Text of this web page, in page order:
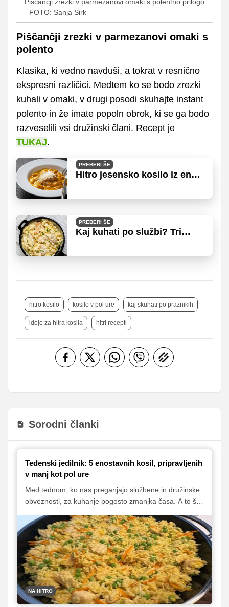
Piščančji zrezki v parmezanovi omaki s polentno prilogo
FOTO: Sanja Sirk
Piščančji zrezki v parmezanovi omaki s
polento
Klasika, ki vedno navduši, a tokrat v resnično
ekspresni različici. Medtem ko se bodo zrezki
kuhali v omaki, v drugi posodi skuhajte instant
polento in že imate popoln obrok, ki se ga bodo
razveselili vsi družinski člani. Recept je
TUKAJ.
PREBERI ŠE
Hitro jesensko kosilo iz ene
PREBERI ŠE
Kaj kuhati po službi? Tri
čez pol ure
hitro kosilo kosilo v pol ure kaj skuhati po praznikih
ideje za hitra kosila hitri recepti
Sorodni članki
Tedenski jedilnik: 5 enostavnih kosil, pripravljenih
v manj kot pol ure
Med tednom, ko nas preganjajo službene in družinske
obveznosti, za kuhanje pogosto zmanjka časa. A to še
ali se odpovedati okusnemu obroku. Rešitev so hitri in
enostavni recepti, s katerimi lahko na mizo postavimo
okusno kosilo v manj kot pol ure. Predstavljamo vam
pet hitrih in enostavnih idej, ki vam bodo olajšale
vsakdan.
NA HITRO